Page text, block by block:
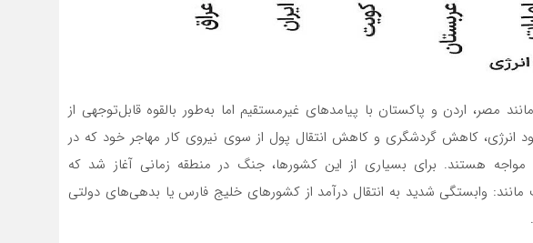
مصر، اردن و پاکستان با پیامدهای غیرمستقیم اما به‌طور بالقوه قابل‌توجهی از
انرژی، کاهش گردشگری و کاهش انتقال پول از سوی نیروی کار مهاجر خود که در
هستند. برای بسیاری از این کشورها، جنگ در منطقه زمانی آغاز شد که
وابستگی شدید به انتقال درآمد از کشورهای خلیج فارس یا بدهی‌های دولتی